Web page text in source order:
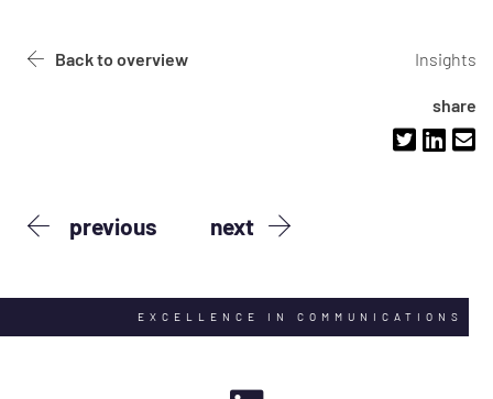
Back to overview Insights
share
previous next
EXCELLENCE IN COMMUNICATIONS